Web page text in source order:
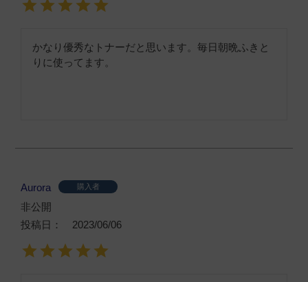
かなり優秀なトナーだと思います。毎日朝晩ふきと
りに使ってます。
Aurora 購入者
非公開
投稿日
2023/06/06